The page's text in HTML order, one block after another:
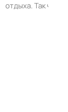
отдыха. Так что